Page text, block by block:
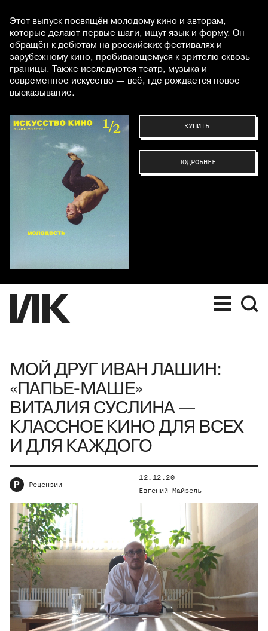
Этот выпуск посвящён молодому кино и авторам,
которые делают первые шаги, ищут язык и форму. Он
обращён к дебютам на российских фестивалях и
зарубежному кино, пробивающемуся к зрителю сквозь
границы. Также исследуются театр, музыка и
современное искусство — всё, где рождается новое
высказывание.
КУПИТЬ
ПОДРОБНЕЕ
МОЙ ДРУГ ИВАН ЛАШИН:
«ПАПЬЕ-МАШЕ»
ВИТАЛИЯ СУСЛИНА —
КЛАССНОЕ КИНО ДЛЯ ВСЕХ
И ДЛЯ КАЖДОГО
Р Рецензии
12.12.20
Евгений Майзель